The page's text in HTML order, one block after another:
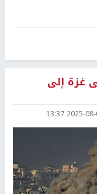
غزة إلى
2025-08-05